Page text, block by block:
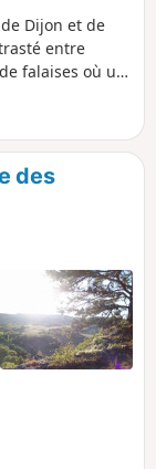
Dijon et de
entre
falaises où un
des
par les
inscrits au
paysage
des